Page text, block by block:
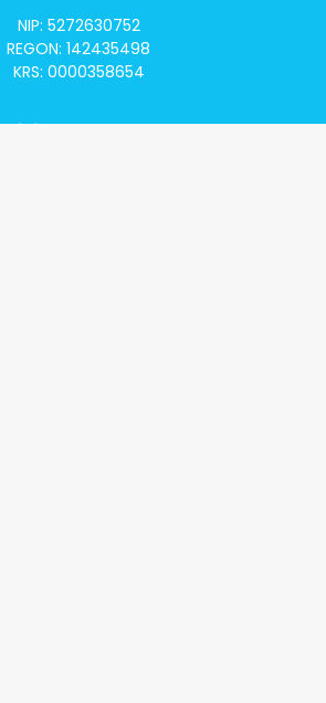
NIP: 5272630752
REGON: 142435498
KRS: 0000358654
Alivia Onkomapa